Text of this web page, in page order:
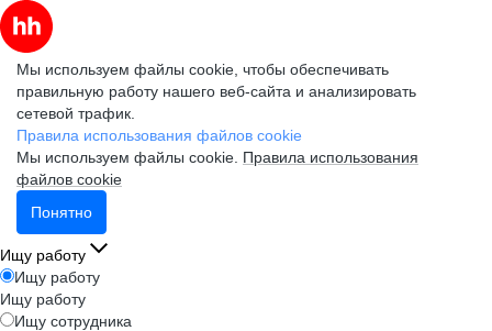
Мы используем файлы cookie, чтобы обеспечивать
правильную работу нашего веб-сайта и анализировать
сетевой трафик.
Правила использования файлов cookie
Мы используем файлы cookie. Правила использования
файлов cookie
Понятно
Ищу работу
Ищу работу
Ищу работу
Ищу сотрудника